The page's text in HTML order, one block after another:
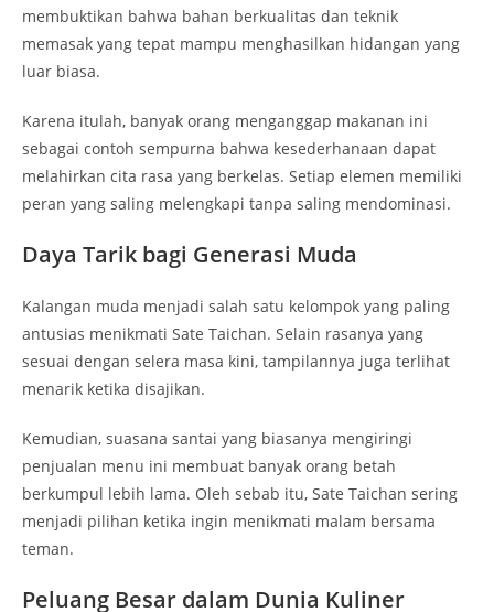
membuktikan bahwa bahan berkualitas dan teknik
memasak yang tepat mampu menghasilkan hidangan yang
luar biasa.
Karena itulah, banyak orang menganggap makanan ini
sebagai contoh sempurna bahwa kesederhanaan dapat
melahirkan cita rasa yang berkelas. Setiap elemen memiliki
peran yang saling melengkapi tanpa saling mendominasi.
Daya Tarik bagi Generasi Muda
Kalangan muda menjadi salah satu kelompok yang paling
antusias menikmati Sate Taichan. Selain rasanya yang
sesuai dengan selera masa kini, tampilannya juga terlihat
menarik ketika disajikan.
Kemudian, suasana santai yang biasanya mengiringi
penjualan menu ini membuat banyak orang betah
berkumpul lebih lama. Oleh sebab itu, Sate Taichan sering
menjadi pilihan ketika ingin menikmati malam bersama
teman.
Peluang Besar dalam Dunia Kuliner